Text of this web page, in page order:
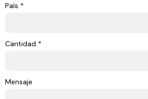
País *
Cantidad *
Mensaje